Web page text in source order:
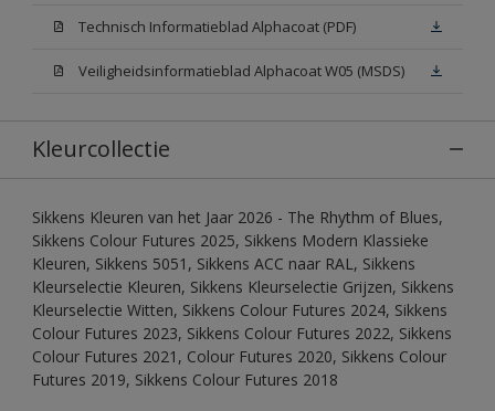
Technisch Informatieblad Alphacoat (PDF)
Veiligheidsinformatieblad Alphacoat W05 (MSDS)
Kleurcollectie
Sikkens Kleuren van het Jaar 2026 - The Rhythm of Blues,
Sikkens Colour Futures 2025, Sikkens Modern Klassieke
Kleuren, Sikkens 5051, Sikkens ACC naar RAL, Sikkens
Kleurselectie Kleuren, Sikkens Kleurselectie Grijzen, Sikkens
Kleurselectie Witten, Sikkens Colour Futures 2024, Sikkens
Colour Futures 2023, Sikkens Colour Futures 2022, Sikkens
Colour Futures 2021, Colour Futures 2020, Sikkens Colour
Futures 2019, Sikkens Colour Futures 2018